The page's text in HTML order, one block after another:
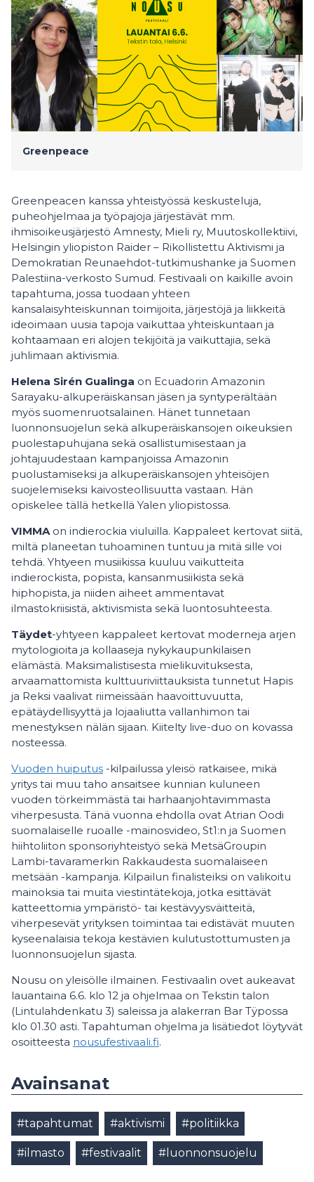
Greenpeace
Greenpeacen kanssa yhteistyössä keskusteluja,
puheohjelmaa ja työpajoja järjestävät mm.
ihmisoikeusjärjestö Amnesty, Mieli ry, Muutoskollektiivi,
Helsingin yliopiston Raider – Rikollistettu Aktivismi ja
Demokratian Reunaehdot-tutkimushanke ja Suomen
Palestiina-verkosto Sumud. Festivaali on kaikille avoin
tapahtuma, jossa tuodaan yhteen
kansalaisyhteiskunnan toimijoita, järjestöjä ja liikkeitä
ideoimaan uusia tapoja vaikuttaa yhteiskuntaan ja
kohtaamaan eri alojen tekijöitä ja vaikuttajia, sekä
juhlimaan aktivismia.
Helena Sirén Gualinga on Ecuadorin Amazonin
Sarayaku-alkuperäiskansan jäsen ja syntyperältään
myös suomenruotsalainen. Hänet tunnetaan
luonnonsuojelun sekä alkuperäiskansojen oikeuksien
puolestapuhujana sekä osallistumisestaan ​​ja
johtajuudestaan ​​kampanjoissa Amazonin
puolustamiseksi ja alkuperäiskansojen yhteisöjen
suojelemiseksi kaivosteollisuutta vastaan. Hän
opiskelee tällä hetkellä Yalen yliopistossa.
VIMMAon indierockia viuluilla. Kappaleet kertovat siitä,
miltä planeetan tuhoaminen tuntuu ja mitä sille voi
tehdä. Yhtyeen musiikissa kuuluu vaikutteita
indierockista, popista, kansanmusiikista sekä
hiphopista, ja niiden aiheet ammentavat
ilmastokriisistä, aktivismista sekä luontosuhteesta.
Täydet-yhtyeen kappaleet kertovat moderneja arjen
mytologioita ja kollaaseja nykykaupunkilaisen
elämästä. Maksimalistisesta mielikuvituksesta,
arvaamattomista kulttuuriviittauksista tunnetut Hapis
ja Reksi vaalivat riimeissään haavoittuvuutta,
epätäydellisyyttä ja lojaaliutta vallanhimon tai
menestyksen nälän sijaan. Kiitelty live-duo on kovassa
nosteessa.
Vuoden huiputus -kilpailussa yleisö ratkaisee, mikä
yritys tai muu taho ansaitsee kunnian kuluneen
vuoden törkeimmästä tai harhaanjohtavimmasta
viherpesusta. Tänä vuonna ehdolla ovat Atrian Oodi
suomalaiselle ruoalle -mainosvideo, St1:n ja Suomen
hiihtoliiton sponsoriyhteistyö sekä MetsäGroupin
Lambi-tavaramerkin Rakkaudesta suomalaiseen
metsään -kampanja. Kilpailun finalisteiksi on valikoitu
mainoksia tai muita viestintätekoja, jotka esittävät
katteettomia ympäristö- tai kestävyysväitteitä,
viherpesevät yrityksen toimintaa tai edistävät muuten
kyseenalaisia tekoja kestävien kulutustottumusten ja
luonnonsuojelun sijasta.
Nousu on yleisölle ilmainen. Festivaalin ovet aukeavat
lauantaina 6.6. klo 12 ja ohjelmaa on Tekstin talon
(Lintulahdenkatu 3) saleissa ja alakerran Bar Tÿpossa
klo 01.30 asti. Tapahtuman ohjelma ja lisätiedot löytyvät
osoitteesta nousufestivaali.fi.
Avainsanat
#tapahtumat #aktivismi #politiikka
#ilmasto #festivaalit #luonnonsuojelu